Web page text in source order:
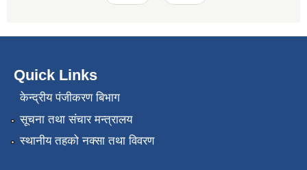
Quick Links
केन्द्रीय पंजीकरण बिभाग
सूचना तथा संचार मन्त्रालय
स्थानीय तहको नक्सा तथा विवरण